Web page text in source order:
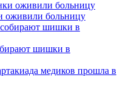
оживили больницу
шишки в